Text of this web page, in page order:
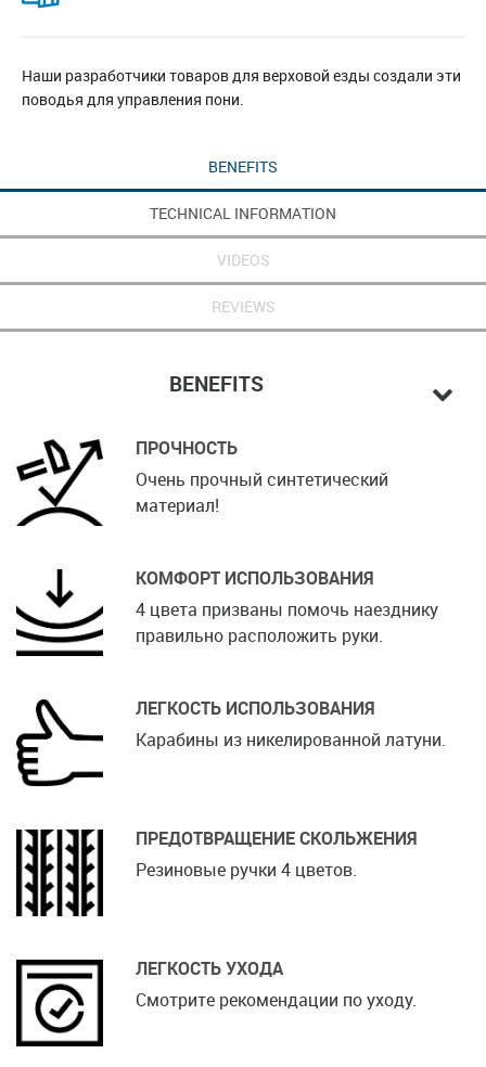
Наши разработчики товаров для верховой езды создали эти
поводья для управления пони.
BENEFITS
TECHNICAL INFORMATION
VIDEOS
REVIEWS
BENEFITS
ПРОЧНОСТЬ
Очень прочный синтетический
материал!
КОМФОРТ ИСПОЛЬЗОВАНИЯ
4 цвета призваны помочь наезднику
правильно расположить руки.
ЛЕГКОСТЬ ИСПОЛЬЗОВАНИЯ
Карабины из никелированной латуни.
ПРЕДОТВРАЩЕНИЕ СКОЛЬЖЕНИЯ
Резиновые ручки 4 цветов.
ЛЕГКОСТЬ УХОДА
Смотрите рекомендации по уходу.